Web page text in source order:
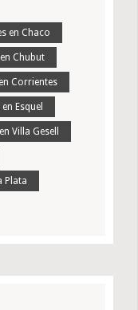
en Chaco
Chubut
Corrientes
Esquel
Villa Gesell
Plata